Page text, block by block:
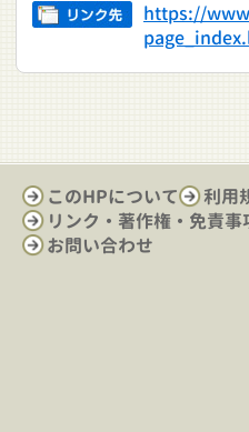
https://
このHPについて 利用
リンク・著作権・免責事
お問い合わせ